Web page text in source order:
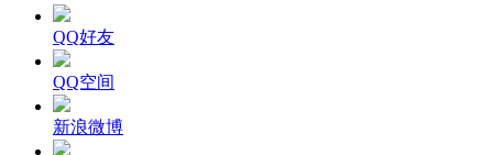
QQ好友
QQ空间
新浪微博